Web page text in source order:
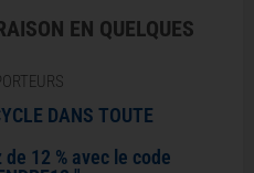
EN QUELQUES
DANS TOUTE
12 % avec le code